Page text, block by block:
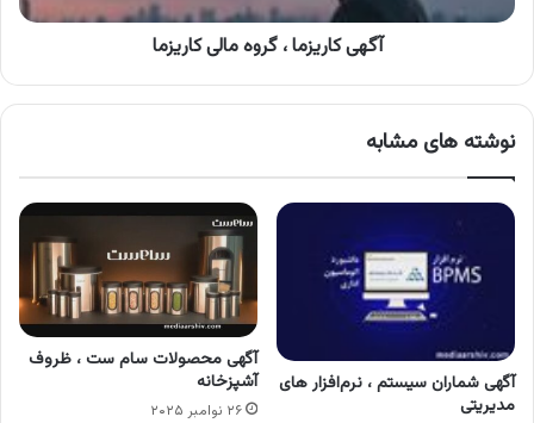
آگهی کاریزما ، گروه مالی کاریزما
نوشته های مشابه
آگهی شماران سیستم ، نرم‌افزار های
مدیریتی
آگهی محصولات سام ست ، ظروف
آشپزخانه
۲۶ نوامبر ۲۰۲۵